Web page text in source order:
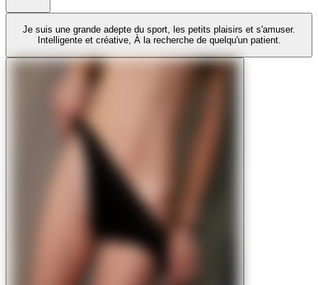
Je suis une grande adepte du sport, les petits plaisirs et s'amuser.
Intelligente et créative, À la recherche de quelqu'un patient.